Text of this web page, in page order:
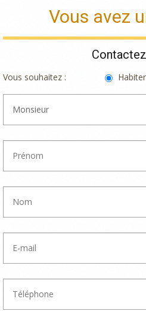
Vous avez
Vous souhaitez : Habiter
Monsieur